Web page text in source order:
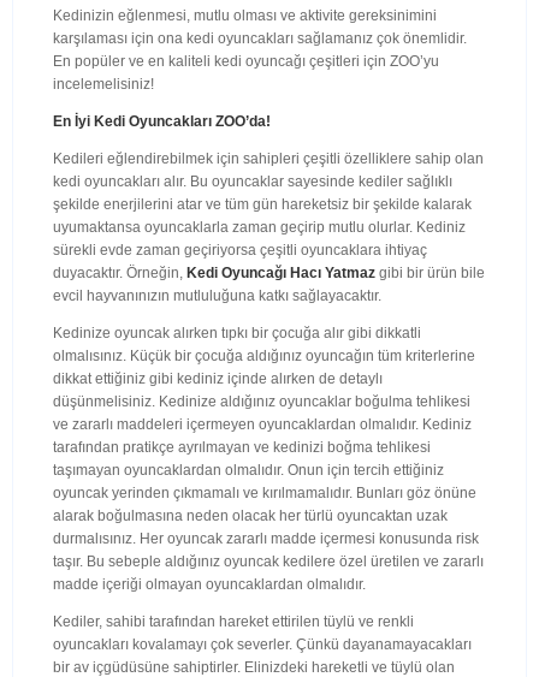
Kedinizin eğlenmesi, mutlu olması ve aktivite gereksinimini
karşılaması için ona kedi oyuncakları sağlamanız çok önemlidir.
En popüler ve en kaliteli kedi oyuncağı çeşitleri için ZOO’yu
incelemelisiniz!
En İyi Kedi Oyuncakları ZOO’da!
Kedileri eğlendirebilmek için sahipleri çeşitli özelliklere sahip olan
kedi oyuncakları alır. Bu oyuncaklar sayesinde kediler sağlıklı
şekilde enerjilerini atar ve tüm gün hareketsiz bir şekilde kalarak
uyumaktansa oyuncaklarla zaman geçirip mutlu olurlar. Kediniz
sürekli evde zaman geçiriyorsa çeşitli oyuncaklara ihtiyaç
duyacaktır. Örneğin, Kedi Oyuncağı Hacı Yatmaz gibi bir ürün bile
evcil hayvanınızın mutluluğuna katkı sağlayacaktır.
Kedinize oyuncak alırken tıpkı bir çocuğa alır gibi dikkatli
olmalısınız. Küçük bir çocuğa aldığınız oyuncağın tüm kriterlerine
dikkat ettiğiniz gibi kediniz içinde alırken de detaylı
düşünmelisiniz. Kedinize aldığınız oyuncaklar boğulma tehlikesi
ve zararlı maddeleri içermeyen oyuncaklardan olmalıdır. Kediniz
tarafından pratikçe ayrılmayan ve kedinizi boğma tehlikesi
taşımayan oyuncaklardan olmalıdır. Onun için tercih ettiğiniz
oyuncak yerinden çıkmamalı ve kırılmamalıdır. Bunları göz önüne
alarak boğulmasına neden olacak her türlü oyuncaktan uzak
durmalısınız. Her oyuncak zararlı madde içermesi konusunda risk
taşır. Bu sebeple aldığınız oyuncak kedilere özel üretilen ve zararlı
madde içeriği olmayan oyuncaklardan olmalıdır.
Kediler, sahibi tarafından hareket ettirilen tüylü ve renkli
oyuncakları kovalamayı çok severler. Çünkü dayanamayacakları
bir av içgüdüsüne sahiptirler. Elinizdeki hareketli ve tüylü olan